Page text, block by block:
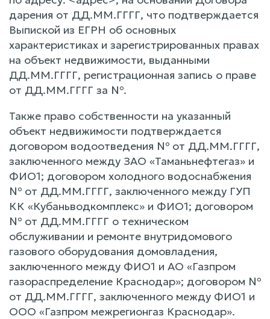
дарения от ДД.ММ.ГГГГ, что подтверждается
Выпиской из ЕГРН об основных
характеристиках и зарегистрированных правах
на объект недвижимости, выданными
ДД.ММ.ГГГГ, регистрационная запись о праве
от ДД.ММ.ГГГГ за №.
Также право собственности на указанный
объект недвижимости подтверждается
договором водоотведения № от ДД.ММ.ГГГГ,
заключенного между ЗАО «Таманьнефтегаз» и
ФИО1; договором холодного водоснабжения
№ от ДД.ММ.ГГГГ, заключенного между ГУП
КК «Кубаньводкомплекс» и ФИО1; договором
№ от ДД.ММ.ГГГГ о техническом
обслуживании и ремонте внутридомового
газового оборудования домовладения,
заключенного между ФИО1 и АО «Газпром
газораспределение Краснодар»; договором №
от ДД.ММ.ГГГГ, заключенного между ФИО1 и
ООО «Газпром межрегионгаз Краснодар».